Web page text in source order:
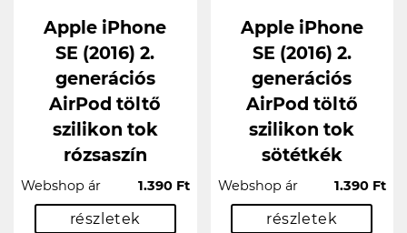
Apple iPhone
SE (2016) 2.
generációs
AirPod töltő
szilikon tok
rózsaszín
Webshop ár 1.390 Ft
részletek
Apple iPhone
SE (2016) 2.
generációs
AirPod töltő
szilikon tok
sötétkék
Webshop ár 1.390 Ft
részletek